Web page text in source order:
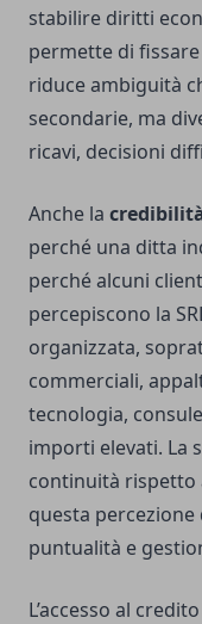
stabilire diritti
permette di
riduce ambiguità
secondarie, ma
ricavi, decisioni
Anche la
perché una ditta
perché alcuni
percepiscono la
organizzata,
commerciali,
tecnologia,
importi elevati. La
continuità rispetto
questa percezione
puntualità e
L’accesso al credito